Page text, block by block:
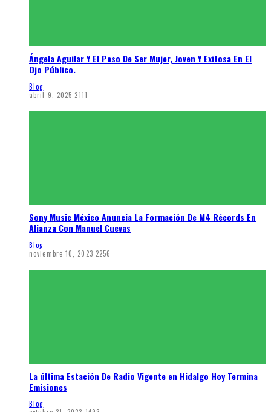
Ángela Aguilar Y El Peso De Ser Mujer, Joven Y Exitosa En El
Ojo Público.
Blog
abril 9, 2025 2111
Sony Music México Anuncia La Formación De M4 Récords En
Alianza Con Manuel Cuevas
Blog
noviembre 10, 2023 2256
La última Estación De Radio Vigente en Hidalgo Hoy Termina
Emisiones
Blog